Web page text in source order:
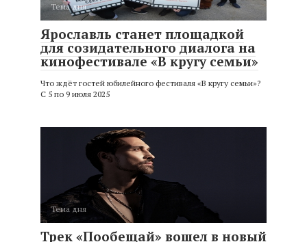
Тема дня
Ярославль станет площадкой
для созидательного диалога на
кинофестивале «В кругу семьи»
Что ждёт гостей юбилейного фестиваля «В кругу семьи»?
С 5 по 9 июля 2025
Тема дня
Трек «Пообещай» вошел в новый